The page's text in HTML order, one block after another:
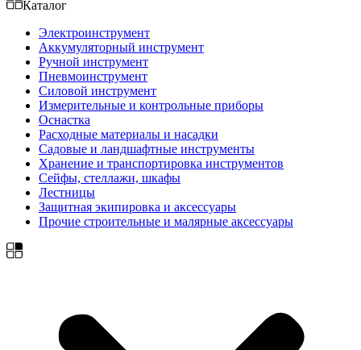
Каталог
Электроинструмент
Аккумуляторный инструмент
Ручной инструмент
Пневмоинструмент
Силовой инструмент
Измерительные и контрольные приборы
Оснастка
Расходные материалы и насадки
Садовые и ландшафтные инструменты
Хранение и транспортировка инструментов
Сейфы, стеллажи, шкафы
Лестницы
Защитная экипировка и аксессуары
Прочие строительные и малярные аксессуары